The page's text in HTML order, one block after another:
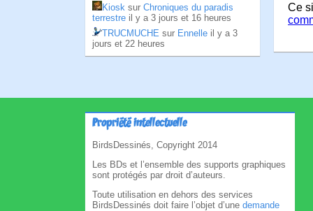
Kiosk sur Chroniques du paradis
terrestre il y a 3 jours et 16 heures
TRUCMUCHE sur Ennelle il y a 3
jours et 22 heures
Ce
Propriété intellectuelle
BirdsDessinés, Copyright 2014
Les BDs et l’ensemble des supports graphiques
sont protégés par droit d’auteurs.
Toute utilisation en dehors des services
BirdsDessinés doit faire l’objet d’une demande